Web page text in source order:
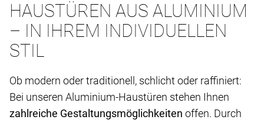
HAUSTÜREN AUS ALUMINIUM
– IN IHREM INDIVIDUELLEN
STIL
Ob modern oder traditionell, schlicht oder raffiniert:
Bei unseren Aluminium-Haustüren stehen Ihnen
zahlreiche Gestaltungsmöglichkeiten offen. Durch